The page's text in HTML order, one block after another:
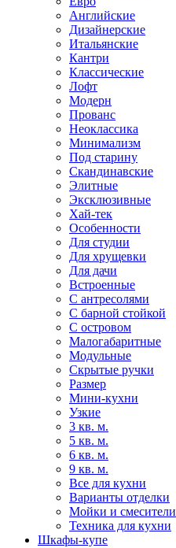
Английские
Дизайнерские
Итальянские
Кантри
Классические
Лофт
Модерн
Прованс
Неоклассика
Минимализм
Под старину
Скандинавские
Элитные
Эксклюзивные
Хай-тек
Особенности
Для студии
Для хрущевки
Для дачи
Встроенные
С антресолями
С барной стойкой
С островом
Малогабаритные
Модульные
Скрытые ручки
Размер
Мини-кухни
Узкие
3 кв. м.
5 кв. м.
6 кв. м.
9 кв. м.
Все для кухни
Варианты отделки
Мойки и смесители
Техника для кухни
Шкафы-купе